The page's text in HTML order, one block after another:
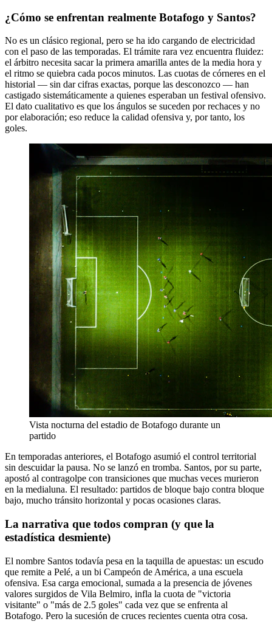
¿Cómo se enfrentan realmente Botafogo y Santos?
No es un clásico regional, pero se ha ido cargando de electricidad
con el paso de las temporadas. El trámite rara vez encuentra fluidez:
el árbitro necesita sacar la primera amarilla antes de la media hora y
el ritmo se quiebra cada pocos minutos. Las cuotas de córneres en el
historial — sin dar cifras exactas, porque las desconozco — han
castigado sistemáticamente a quienes esperaban un festival ofensivo.
El dato cualitativo es que los ángulos se suceden por rechaces y no
por elaboración; eso reduce la calidad ofensiva y, por tanto, los
goles.
Vista nocturna del estadio de Botafogo durante un
partido
En temporadas anteriores, el Botafogo asumió el control territorial
sin descuidar la pausa. No se lanzó en tromba. Santos, por su parte,
apostó al contragolpe con transiciones que muchas veces murieron
en la medialuna. El resultado: partidos de bloque bajo contra bloque
bajo, mucho tránsito horizontal y pocas ocasiones claras.
La narrativa que todos compran (y que la
estadística desmiente)
El nombre Santos todavía pesa en la taquilla de apuestas: un escudo
que remite a Pelé, a un bi Campeón de América, a una escuela
ofensiva. Esa carga emocional, sumada a la presencia de jóvenes
valores surgidos de Vila Belmiro, infla la cuota de "victoria
visitante" o "más de 2.5 goles" cada vez que se enfrenta al
Botafogo. Pero la sucesión de cruces recientes cuenta otra cosa.